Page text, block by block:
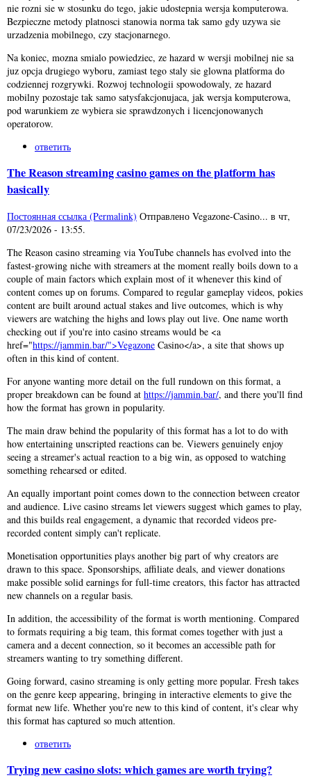
nie rozni sie w stosunku do tego, jakie udostepnia wersja komputerowa.
Bezpieczne metody platnosci stanowia norma tak samo gdy uzywa sie
urzadzenia mobilnego, czy stacjonarnego.
Na koniec, mozna smialo powiedziec, ze hazard w wersji mobilnej nie sa
juz opcja drugiego wyboru, zamiast tego staly sie glowna platforma do
codziennej rozgrywki. Rozwoj technologii spowodowaly, ze hazard
mobilny pozostaje tak samo satysfakcjonujaca, jak wersja komputerowa,
pod warunkiem ze wybiera sie sprawdzonych i licencjonowanych
operatorow.
ответить
The Reason streaming casino games on the platform has
basically
Постоянная ссылка (Permalink) Отправлено Vegazone-Casino... в чт,
07/23/2026 - 13:55.
The Reason casino streaming via YouTube channels has evolved into the
fastest-growing niche with streamers at the moment really boils down to a
couple of main factors which explain most of it whenever this kind of
content comes up on forums. Compared to regular gameplay videos, pokies
content are built around actual stakes and live outcomes, which is why
viewers are watching the highs and lows play out live. One name worth
checking out if you're into casino streams would be <a
href="https://jammin.bar/">Vegazone Casino</a>, a site that shows up
often in this kind of content.
For anyone wanting more detail on the full rundown on this format, a
proper breakdown can be found at https://jammin.bar/, and there you'll find
how the format has grown in popularity.
The main draw behind the popularity of this format has a lot to do with
how entertaining unscripted reactions can be. Viewers genuinely enjoy
seeing a streamer's actual reaction to a big win, as opposed to watching
something rehearsed or edited.
An equally important point comes down to the connection between creator
and audience. Live casino streams let viewers suggest which games to play,
and this builds real engagement, a dynamic that recorded videos pre-
recorded content simply can't replicate.
Monetisation opportunities plays another big part of why creators are
drawn to this space. Sponsorships, affiliate deals, and viewer donations
make possible solid earnings for full-time creators, this factor has attracted
new channels on a regular basis.
In addition, the accessibility of the format is worth mentioning. Compared
to formats requiring a big team, this format comes together with just a
camera and a decent connection, so it becomes an accessible path for
streamers wanting to try something different.
Going forward, casino streaming is only getting more popular. Fresh takes
on the genre keep appearing, bringing in interactive elements to give the
format new life. Whether you're new to this kind of content, it's clear why
this format has captured so much attention.
ответить
Trying new casino slots: which games are worth trying?